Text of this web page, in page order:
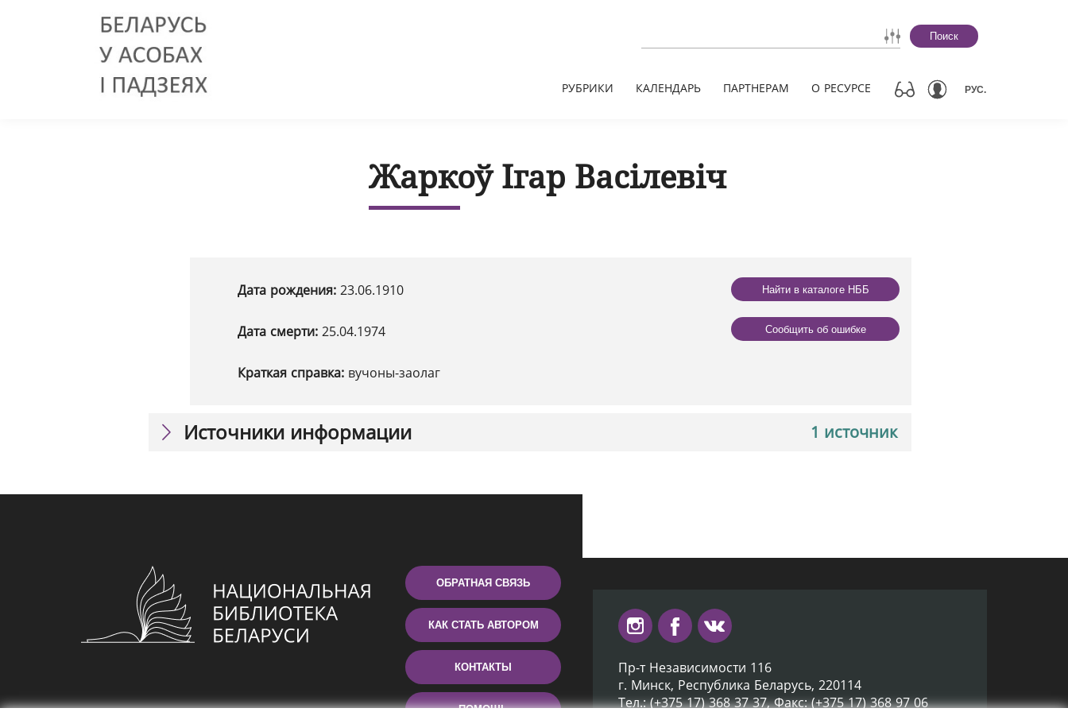
Поиск
РУБРИКИ КАЛЕНДАРЬ ПАРТНЕРАМ О РЕСУРСЕ РУС.
Жаркоў Ігар Васілевіч
Дата рождения: 23.06.1910
Дата смерти: 25.04.1974
Краткая справка: вучоны-заолаг
Найти в каталоге НББ
Сообщить об ошибке
1 источник
Источники информации
ОБРАТНАЯ СВЯЗЬ
КАК СТАТЬ АВТОРОМ
КОНТАКТЫ
ПОМОЩЬ
Пр-т Независимости 116
г. Минск, Республика Беларусь, 220114
Тел.: (+375 17) 368 37 37, Факс: (+375 17) 368 97 06